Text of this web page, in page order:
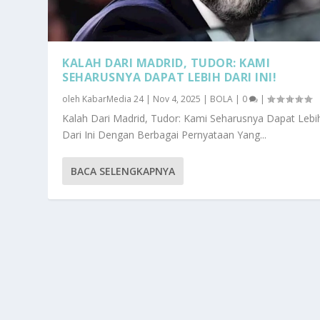
KALAH DARI MADRID, TUDOR: KAMI
SEHARUSNYA DAPAT LEBIH DARI INI!
oleh KabarMedia 24| Nov 4, 2025 BOLA 0 |
Kalah Dari Madrid, Tudor: Kami Seharusnya Dapat
Dari Ini Dengan Berbagai Pernyataan Yang...
BACA SELENGKAPNYA